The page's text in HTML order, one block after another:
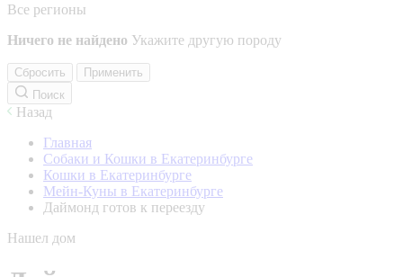
Все регионы
Ничего не найдено Укажите другую породу
Сбросить
Применить
Поиск
Назад
Главная
Собаки и Кошки в Екатеринбурге
Кошки в Екатеринбурге
Мейн-Куны в Екатеринбурге
Даймонд готов к переезду
Нашел дом